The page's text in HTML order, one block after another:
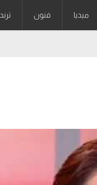
ميديا فنون ترند